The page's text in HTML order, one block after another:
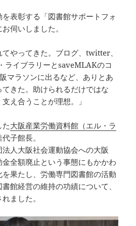
表彰する「図書館サポートフォ
伺いしました。
てやってきた。ブログ、twitter、
ライブラリーとsaveMLAKのコ
マラソンに出るなど、ありとあ
きた。助けられるだけではな
え合うことが理想。」
大阪産業労働資料館（エル・ラ
子館長。
人大阪社会運動協会への大阪
全額廃止という事態にもかかわ
果たし、労働専門図書館の活動
館経営の維持の功績について、
ました。